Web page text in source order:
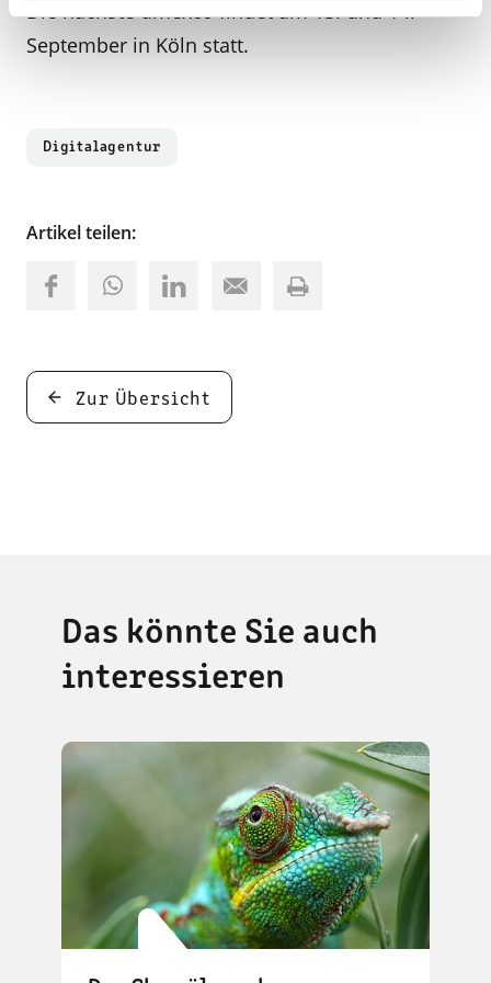
Die nächste dmexco findet am 13. und 14.
September in Köln statt.
Digitalagentur
Artikel teilen:
Zur Übersicht
Das könnte Sie auch
interessieren